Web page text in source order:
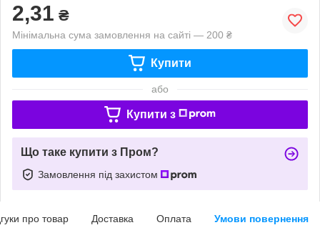
2,31 ₴
Мінімальна сума замовлення на сайті — 200 ₴
Купити
або
Купити з
Що таке купити з Пром?
Замовлення під захистом
про товар Доставка Оплата Умови повернення